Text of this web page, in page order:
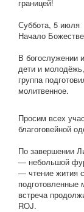
границей!
Суббота, 5 июля
Начало
В богослужении
дети и
группа
молитвенное.
Просим всех
благоговейной
По завершении
— небольшой
— чтение жития
встреча
ROJ.